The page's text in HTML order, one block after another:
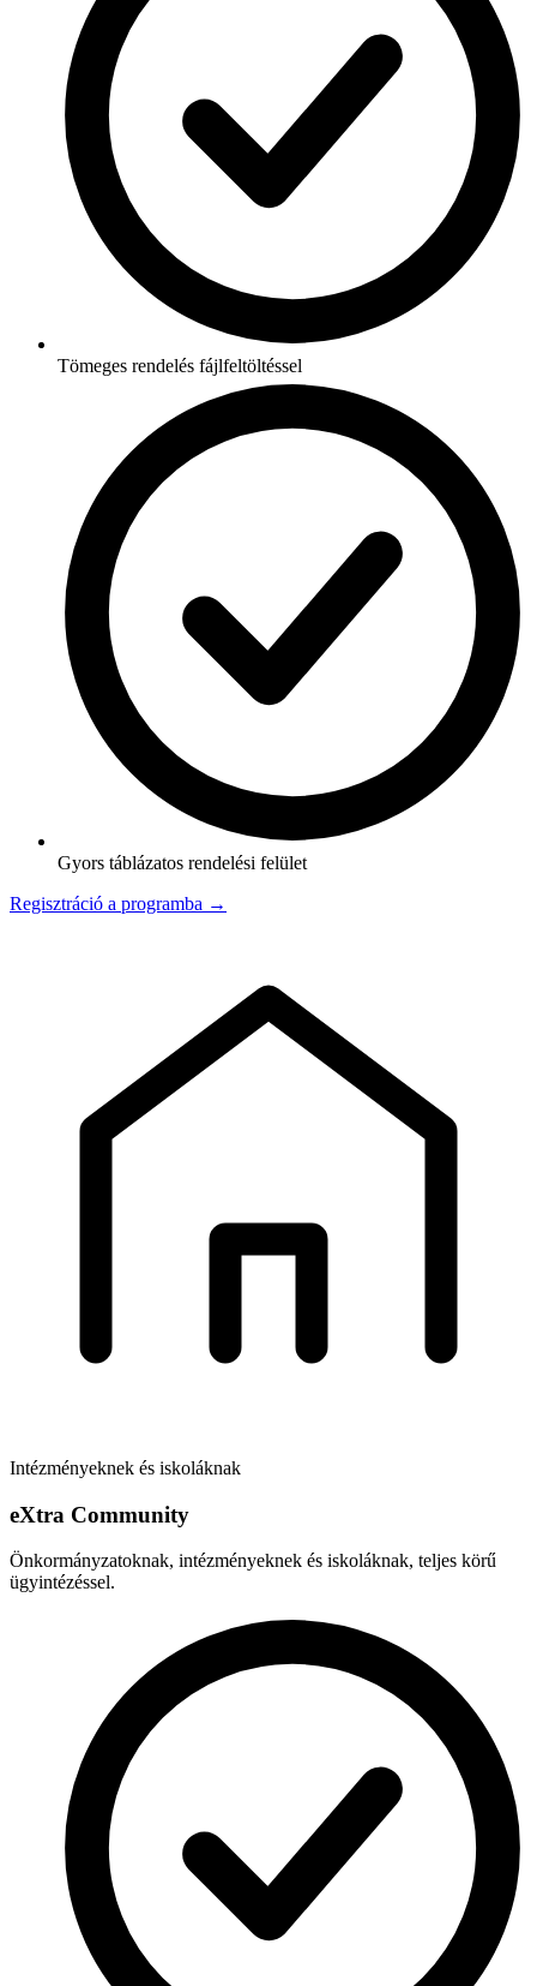
Tömeges rendelés fájlfeltöltéssel
Gyors táblázatos rendelési felület
Regisztráció a programba →
Intézményeknek és iskoláknak
eXtra Community
Önkormányzatoknak, intézményeknek és iskoláknak, teljes körű
ügyintézéssel.